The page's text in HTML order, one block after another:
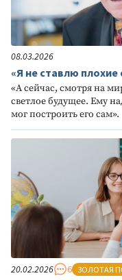
08.03.2026
«Я не ставлю
«А сейчас, смотря на
светлое будущее. Ему
мог построить его сам».
20.02.2026 6 ЗОЛОТАЯ